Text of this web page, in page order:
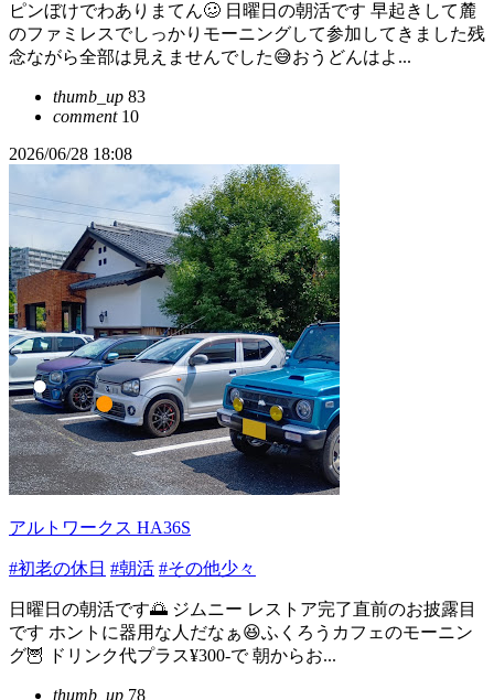
ピンぼけでわありまてん🥴 日曜日の朝活です 早起きして麓
のファミレスでしっかりモーニングして参加してきました残
念ながら全部は見えませんでした😅おうどんはよ...
thumb_up 83
comment10
2026/06/28 18:08
アルトワークス HA36S
#初老の休日 #朝活 #その他少々
日曜日の朝活です🌅 ジムニー レストア完了直前のお披露目
です ホントに器用な人だなぁ😆ふくろうカフェのモーニン
グ🦉 ドリンク代プラス¥300-で 朝からお...
thumb_up 78